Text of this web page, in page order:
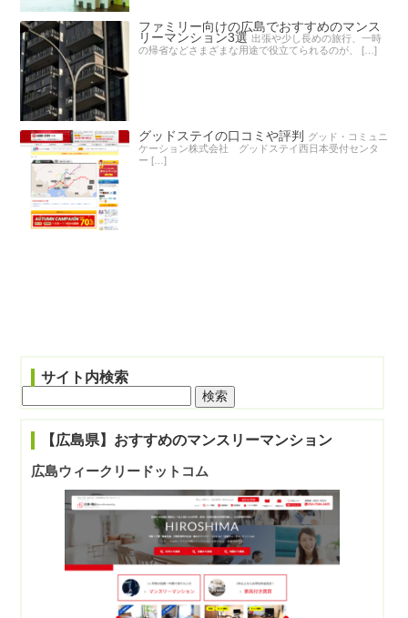
ファミリー向けの広島でおすすめのマンス
リーマンション3選 出張や少し長めの旅行、一時
の帰省などさまざまな用途で役立てられるのが、 […]
グッドステイの口コミや評判
グッド・コミュニ
ケーション株式会社 グッドステイ西日本受付センタ
ー […]
サイト内検索
【広島県】おすすめのマンスリーマンション
広島ウィークリードットコム